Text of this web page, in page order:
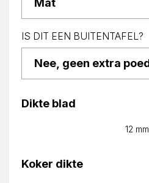
IS DIT EEN BUITENTAFEL?
Dikte blad
12 mm
Koker dikte